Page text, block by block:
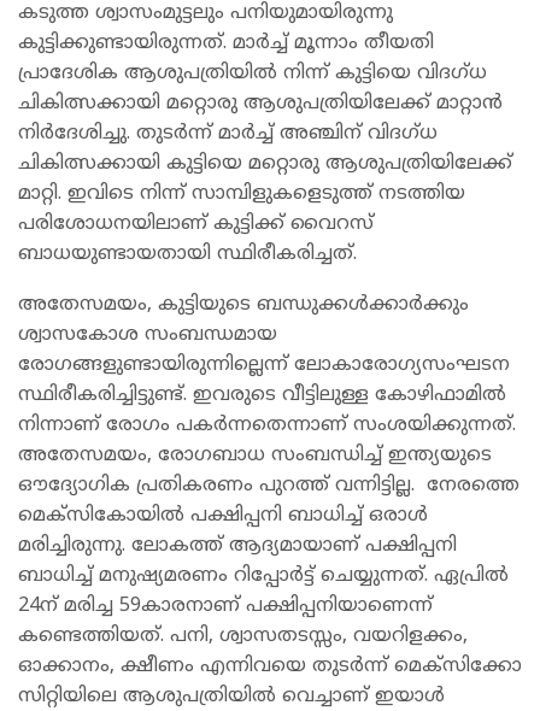
കടുത്ത ശ്വാസംമുട്ടലും പനിയുമായിരുന്നു
കുട്ടിക്കുണ്ടായിരുന്നത്. മാർച്ച് മൂന്നാം തീയതി
പ്രാദേശിക ആശുപത്രിയിൽ നിന്ന് കുട്ടിയെ വിദഗ്ധ
ചികിത്സക്കായി മറ്റൊരു ആശുപത്രിയിലേക്ക് മാറ്റാൻ
നിർദേശിച്ചു. തുടർന്ന് മാർച്ച് അഞ്ചിന് വിദഗ്ധ
ചികിത്സക്കായി കുട്ടിയെ മറ്റൊരു ആശുപത്രിയിലേക്ക്
മാറ്റി. ഇവിടെ നിന്ന് സാമ്പിളുകളെടുത്ത് നടത്തിയ
പരിശോധനയിലാണ് കുട്ടിക്ക് വൈറസ്
ബാധയുണ്ടായതായി സ്ഥിരീകരിച്ചത്.
അതേസമയം, കുട്ടിയുടെ ബന്ധുക്കൾക്കാർക്കും
ശ്വാസകോശ സംബന്ധമായ
രോഗങ്ങളുണ്ടായിരുന്നില്ലെന്ന് ലോകാരോഗ്യസംഘടന
സ്ഥിരീകരിച്ചിട്ടുണ്ട്. ഇവരുടെ വീട്ടിലുള്ള കോഴിഫാമിൽ
നിന്നാണ് രോഗം പകർന്നതെന്നാണ് സംശയിക്കുന്നത്.
അതേസമയം, രോഗബാധ സംബന്ധിച്ച് ഇന്ത്യയുടെ
ഔദ്യോഗിക പ്രതികരണം പുറത്ത് വന്നിട്ടില്ല. നേരത്തെ
മെക്സികോയിൽ പക്ഷിപ്പനി ബാധിച്ച് ഒരാൾ
മരിച്ചിരുന്നു. ലോകത്ത് ആദ്യമായാണ് പക്ഷിപ്പനി
ബാധിച്ച് മനുഷ്യമരണം റിപ്പോർട്ട് ചെയ്യുന്നത്. ഏപ്രിൽ
24ന് മരിച്ച 59കാരനാണ് പക്ഷിപ്പനിയാണെന്ന്
കണ്ടെത്തിയത്. പനി, ശ്വാസതടസ്സം, വയറിളക്കം,
ഓക്കാനം, ക്ഷീണം എന്നിവയെ തുടർന്ന് മെക്‌സിക്കോ
സിറ്റിയിലെ ആശുപത്രിയിൽ വെച്ചാണ് ഇയാൾ